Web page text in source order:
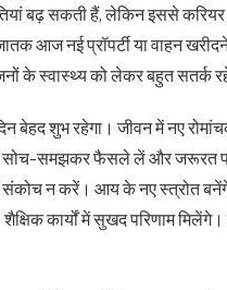
बढ़ सकती हैं, लेकिन इससे
आज नई प्रॉपर्टी या वाहन
के स्वास्थ्य को लेकर बहुत सतर्क
बेहद शुभ रहेगा। जीवन में नए
सोच-समझकर फैसले लें और जरूरत
संकोच न करें। आय के नए स्त्रोत
कार्यों में सुखद परिणाम मिलेंगे।